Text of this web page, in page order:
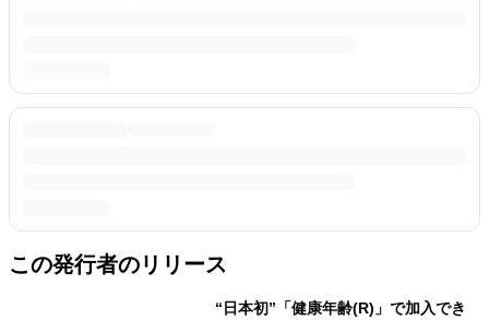
この発行者のリリース
“日本初”「健康年齢(R)」で加入でき